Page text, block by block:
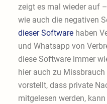
zeigt es mal wieder auf
wie auch die negativen
dieser Software haben
und Whatsapp von
diese Software immer
hier auch zu
vorstellt, dass private
mitgelesen werden,